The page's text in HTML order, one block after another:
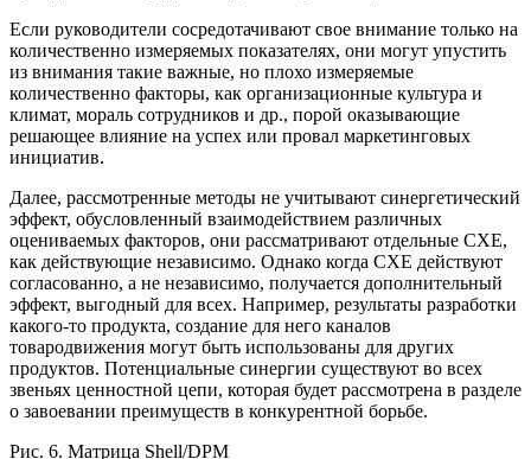
Если руководители сосредотачивают свое внимание только на
количественно измеряемых показателях, они могут упустить
из внимания такие важные, но плохо измеряемые
количественно факторы, как организационные культура и
климат, мораль сотрудников и др., порой оказывающие
решающее влияние на успех или провал маркетинговых
инициатив.
Далее, рассмотренные методы не учитывают синергетический
эффект, обусловленный взаимодействием различных
оцениваемых факторов, они рассматривают отдельные СХЕ,
как действующие независимо. Однако когда СХЕ действуют
согласованно, а не независимо, получается дополнительный
эффект, выгодный для всех. Например, результаты разработки
какого-то продукта, создание для него каналов
товародвижения могут быть использованы для других
продуктов. Потенциальные синергии существуют во всех
звеньях ценностной цепи, которая будет рассмотрена в разделе
о завоевании преимуществ в конкурентной борьбе.
Рис. 6. Матрица Shell/DPM